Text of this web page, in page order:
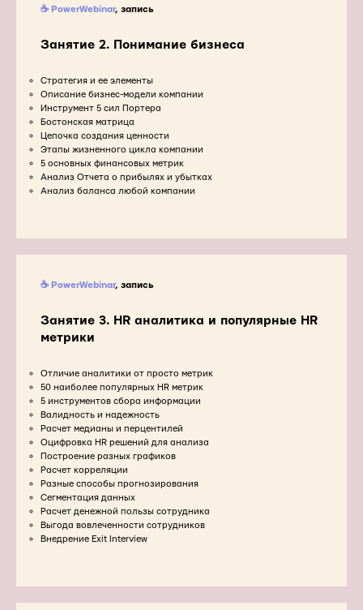
☕ PowerWebinar, запись
Занятие 2. Понимание бизнеса
Стратегия и ее элементы
Описание бизнес-модели компании
Инструмент 5 сил Портера
Бостонская матрица
Цепочка создания ценности
Этапы жизненного цикла компании
5 основных финансовых метрик
Анализ Отчета о прибылях и убытках
Анализ баланса любой компании
☕ PowerWebinar, запись
Занятие 3. HR аналитика и популярные HR
метрики
Отличие аналитики от просто метрик
50 наиболее популярных HR метрик
5 инструментов сбора информации
Валидность и надежность
Расчет медианы и перцентилей
Оцифровка HR решений для анализа
Построение разных графиков
Расчет корреляции
Разные способы прогнозирования
Сегментация данных
Расчет денежной пользы сотрудника
Выгода вовлеченности сотрудников
Внедрение Exit Interview